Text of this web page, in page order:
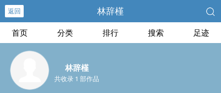
返回 林辞槿
首页 分类 排行 搜索 足迹
林辞槿
共收录 1 部作品